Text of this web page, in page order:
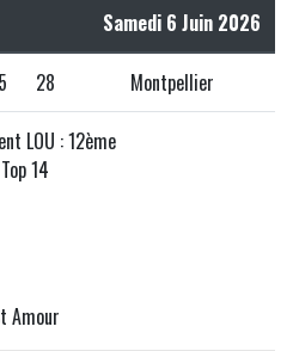
Samedi 6 Juin 2026
28 Montpellier
LOU : 12ème
Top 14
Amour